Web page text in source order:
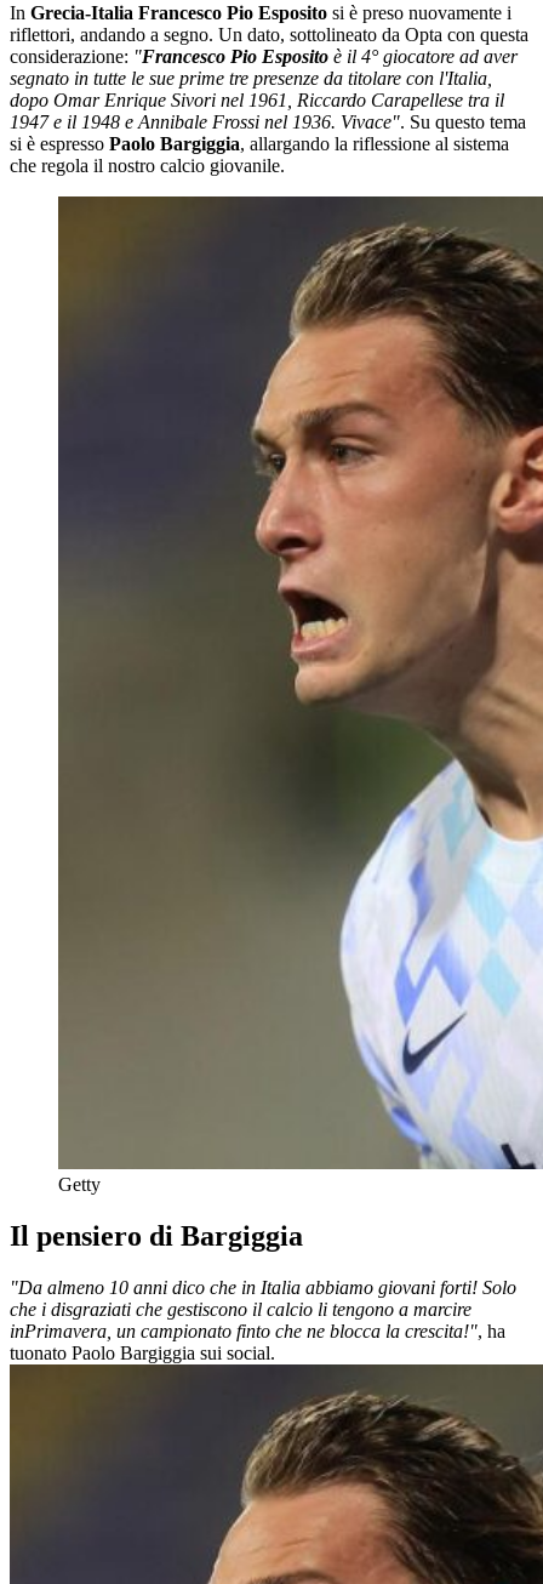
In Grecia-Italia Francesco Pio Esposito si è preso nuovamente i
riflettori, andando a segno. Un dato, sottolineato da Opta con questa
considerazione: "Francesco Pio Esposito è il 4° giocatore ad aver
segnato in tutte le sue prime tre presenze da titolare con l'Italia
dopo Omar Enrique Sivori nel 1961, Riccardo Carapellese tra il
1947 e il 1948 e Annibale Frossi nel 1936. Vivace". Su questo tema
si è espresso Paolo Bargiggia, allargando la riflessione al sistema
che regola il nostro calcio giovanile.
Getty
Il pensiero di Bargiggia
"Da almeno 10 anni dico che in Italia abbiamo giovani forti! Solo
che i disgraziati che gestiscono il calcio li tengono a marcire
inPrimavera, un campionato finto che ne blocca la crescita!", ha
tuonato Paolo Bargiggia sui social.